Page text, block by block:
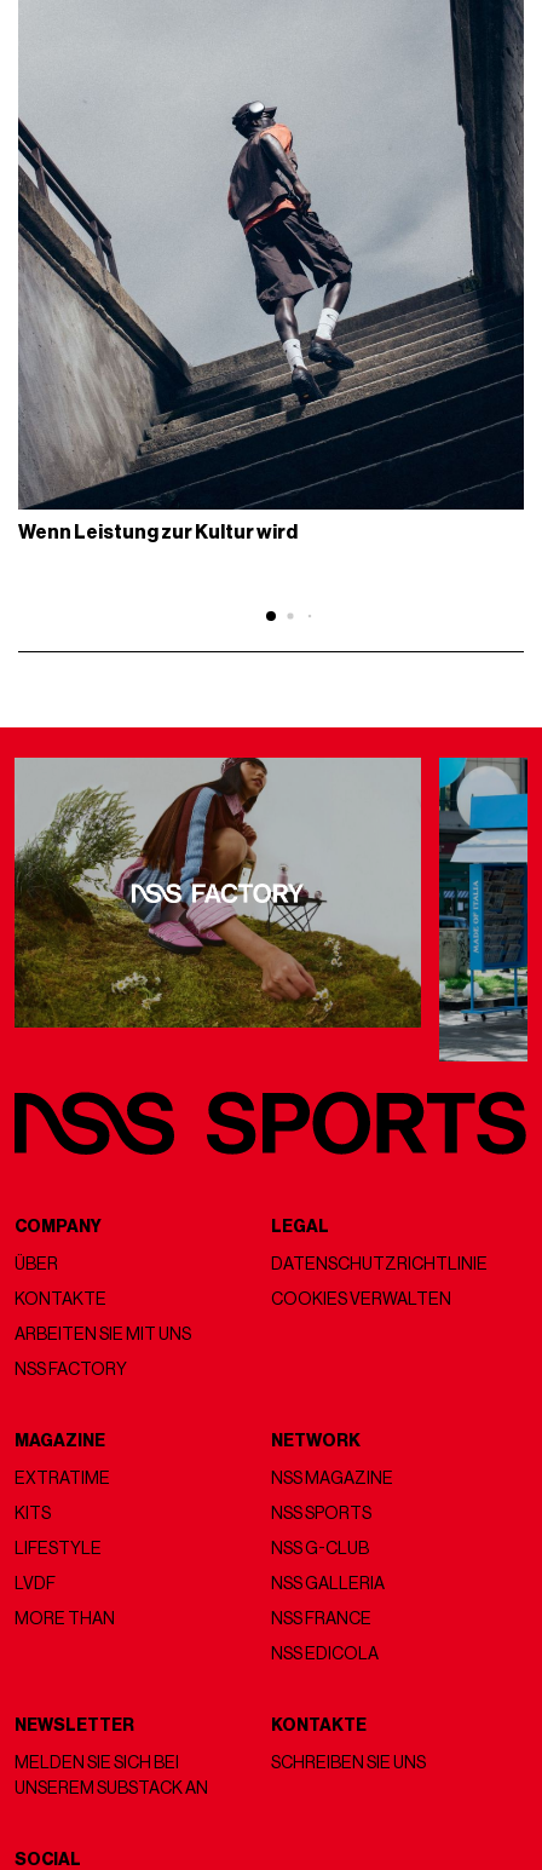
Wenn Leistung zur Kultur wird
COMPANY
ÜBER
KONTAKTE
ARBEITEN SIE MIT UNS
NSS FACTORY
LEGAL
DATENSCHUTZRICHTLINIE
COOKIES VERWALTEN
MAGAZINE
EXTRATIME
KITS
LIFESTYLE
LVDF
MORE THAN
NETWORK
NSS MAGAZINE
NSS SPORTS
NSS G-CLUB
NSS GALLERIA
NSS FRANCE
NSS EDICOLA
NEWSLETTER
MELDEN SIE SICH BEI
UNSEREM SUBSTACK AN
KONTAKTE
SCHREIBEN SIE UNS
SOCIAL